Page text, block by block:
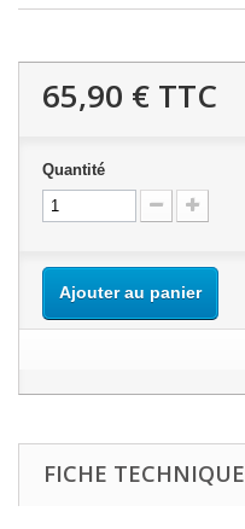
65,90 € TTC
Quantité
Ajouter au panier
FICHE TECHNIQUE